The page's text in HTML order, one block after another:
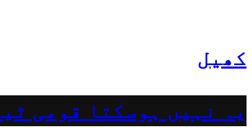
کھیل
یہ نہیں ہوسکتا قومی